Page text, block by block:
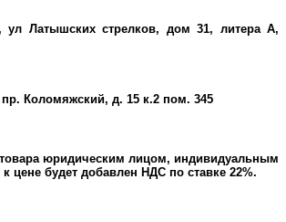
ул Латышских стрелков, дом 31, литера А,
пр. Коломяжский, д. 15 к.2 пом. 345
юридическим лицом, индивидуальным
цене будет добавлен НДС по ставке 22%.